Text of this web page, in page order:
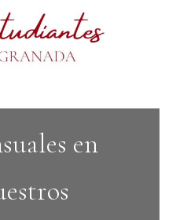
en